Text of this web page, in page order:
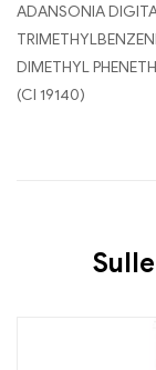
ADANSONIA
DIMETHYL
(CI 19140)